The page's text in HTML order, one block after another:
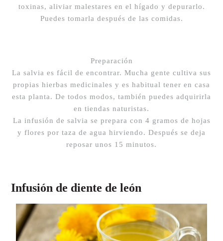
toxinas, aliviar malestares en el hígado y depurarlo.
Puedes tomarla después de las comidas.
Preparación
La salvia es fácil de encontrar. Mucha gente cultiva sus
propias hierbas medicinales y es habitual tener en casa
esta planta. De todos modos, también puedes adquirirla
en tiendas naturistas.
La infusión de salvia se prepara con 4 gramos de hojas
y flores por taza de agua hirviendo. Después se deja
reposar unos 15 minutos.
Infusión de diente de león